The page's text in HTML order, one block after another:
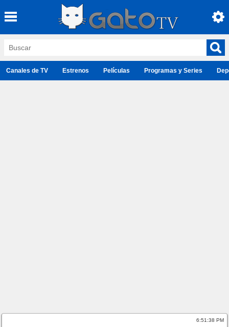
Canales de TV Estrenos Películas Programas y Series
6:51:38 PM